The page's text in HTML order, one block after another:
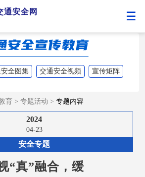
通安全网
全图集 交通安全视频 宣传矩阵
育 > 专题活动 > 专题内容
2024
04-23
安全专题
“真”融合，缓